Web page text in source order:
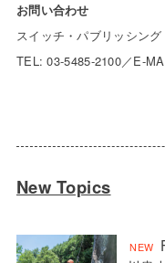
お問い合わせ
スイッチ・パブリッシング
TEL: 03-5485-2100／E-
New Topics